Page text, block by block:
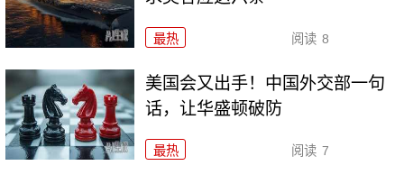
最热 阅读 8
美国会又出手！中国外交部一句
话，让华盛顿破防
最热 阅读 7